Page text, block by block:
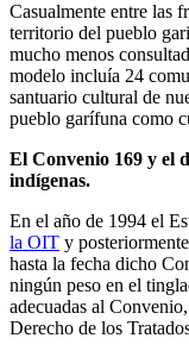
Casualmente entre las
territorio del pueblo
mucho menos
modelo incluía 24
santuario cultural de
pueblo garífuna como
El Convenio 169 y el
indígenas.
En el año de 1994 el
la OIT y
hasta la fecha dicho
ningún peso en el
adecuadas al
Derecho de los